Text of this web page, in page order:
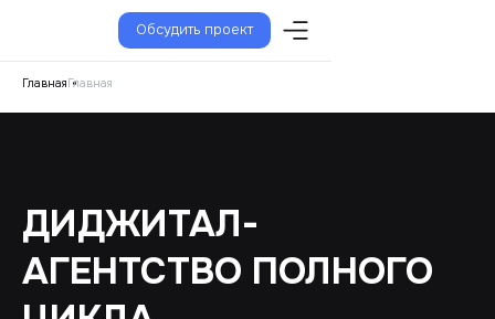
Обсудить проект
ГлавнаяГлавная
ДИДЖИТАЛ-
АГЕНТСТВО ПОЛНОГО